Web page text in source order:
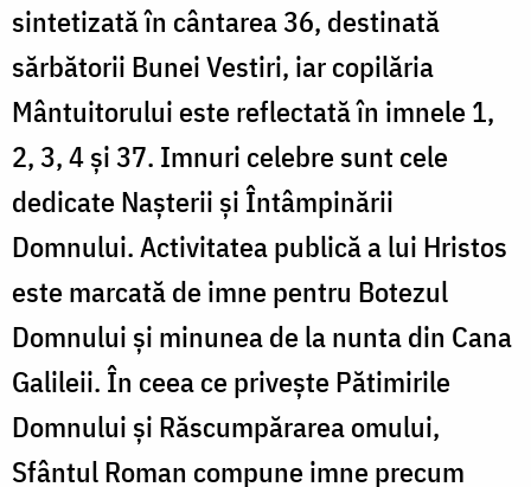
sintetizată în cântarea 36, destinată
sărbătorii Bunei Vestiri, iar copilăria
Mântuitorului este reflectată în imnele 1,
2, 3, 4 și 37. Imnuri celebre sunt cele
dedicate Nașterii și Întâmpinării
Domnului. Activitatea publică a lui Hristos
este marcată de imne pentru Botezul
Domnului și minunea de la nunta din Cana
Galileii. În ceea ce privește Pătimirile
Domnului și Răscumpărarea omului,
Sfântul Roman compune imne precum